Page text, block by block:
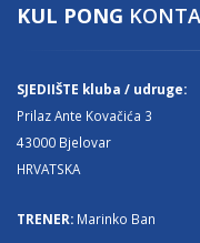
KUL PONG
SJEDIIŠTE kluba / udruge:
Prilaz Ante Kovačića 3
43000 Bjelovar
HRVATSKA
TRENER: Marinko Ban